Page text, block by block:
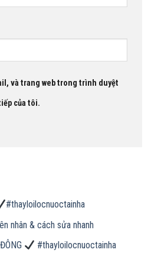
và trang web trong trình duyệt
của tôi.
#thayloilocnuoctainha
nhân & cách sửa nhanh
#thayloilocnuoctainha